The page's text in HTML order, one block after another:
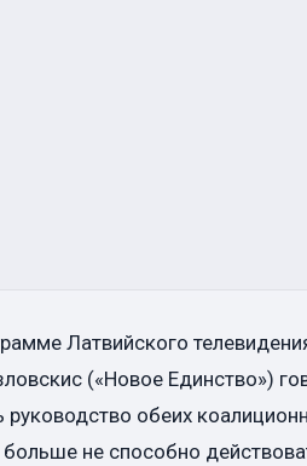
Латвийского
(«Новое Единство»)
руководство обеих
больше не способно